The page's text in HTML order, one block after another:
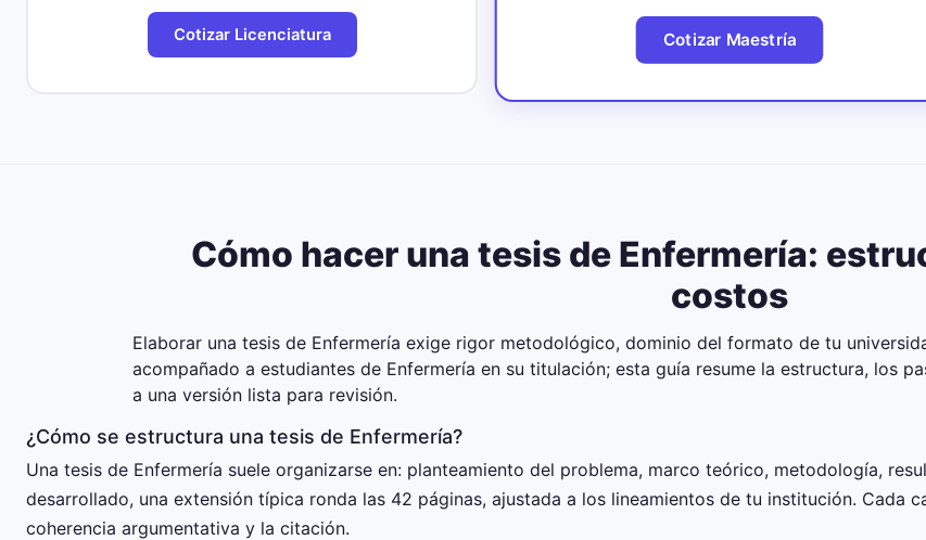
Cotizar Licenciatura Cotizar Maestría
Cómo hacer una tesis de Enfermería:
costos
Elaborar una tesis de Enfermería exige rigor metodológico, dominio del formato de tu
acompañado a estudiantes de Enfermería en su titulación; esta guía resume la estructura, los
a una versión lista para revisión.
¿Cómo se estructura una tesis de Enfermería?
Una tesis de Enfermería suele organizarse en: planteamiento del problema, marco teórico, metodología,
desarrollado, una extensión típica ronda las 42 páginas, ajustada a los lineamientos de tu institución. Cada
coherencia argumentativa y la citación.